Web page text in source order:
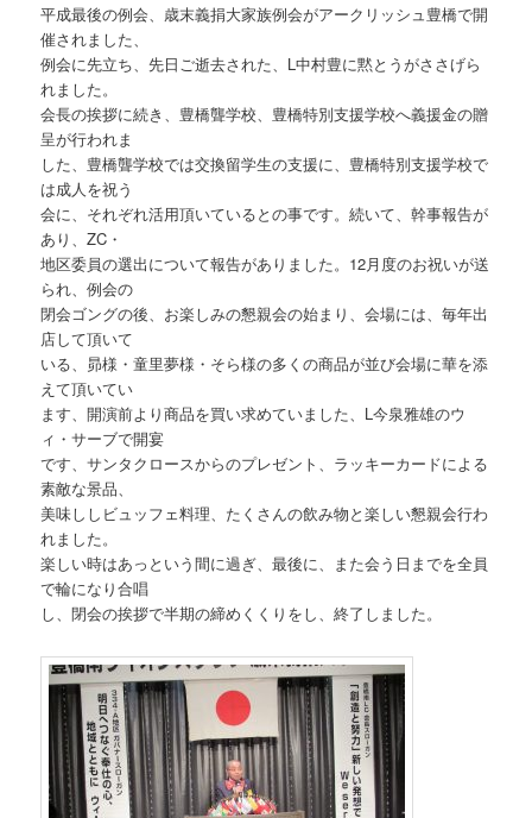
平成最後の例会、歳末義捐大家族例会がアークリッシュ豊橋で開
催されました、
例会に先立ち、先日ご逝去された、L中村豊に黙とうがささげら
れました。
会長の挨拶に続き、豊橋聾学校、豊橋特別支援学校へ義援金の贈
呈が行われま
した、豊橋聾学校では交換留学生の支援に、豊橋特別支援学校で
は成人を祝う
会に、それぞれ活用頂いているとの事です。続いて、幹事報告が
あり、ZC・
地区委員の選出について報告がありました。12月度のお祝いが送
られ、例会の
閉会ゴングの後、お楽しみの懇親会の始まり、会場には、毎年出
店して頂いて
いる、昴様・童里夢様・そら様の多くの商品が並び会場に華を添
えて頂いてい
ます、開演前より商品を買い求めていました、L今泉雅雄のウ
ィ・サーブで開宴
です、サンタクロースからのプレゼント、ラッキーカードによる
素敵な景品、
美味ししビュッフェ料理、たくさんの飲み物と楽しい懇親会行わ
れました。
楽しい時はあっという間に過ぎ、最後に、また会う日までを全員
で輪になり合唱
し、閉会の挨拶で半期の締めくくりをし、終了しました。